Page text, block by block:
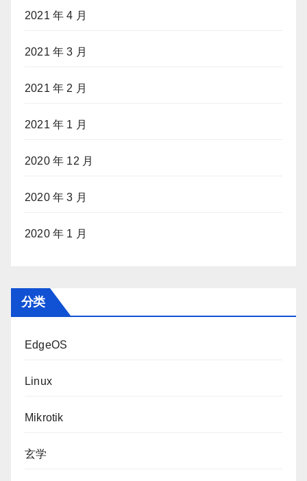
2021 年 4 月
2021 年 3 月
2021 年 2 月
2021 年 1 月
2020 年 12 月
2020 年 3 月
2020 年 1 月
分类
EdgeOS
Linux
Mikrotik
玄学